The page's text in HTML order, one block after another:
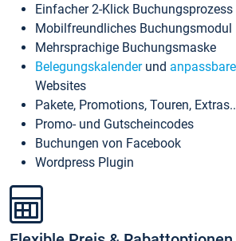
Einfacher 2-Klick Buchungsprozess
Mobilfreundliches Buchungsmodul
Mehrsprachige Buchungsmaske
Belegungskalenderund
Websites
Pakete, Promotions, Touren,
Promo- und Gutscheincodes
Buchungen von Facebook
Wordpress Plugin